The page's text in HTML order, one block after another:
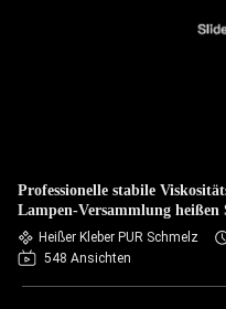
Professionelle stabile
Lampen-Versammlung heißen
Heißer Kleber PUR Schmelz
548 Ansichten